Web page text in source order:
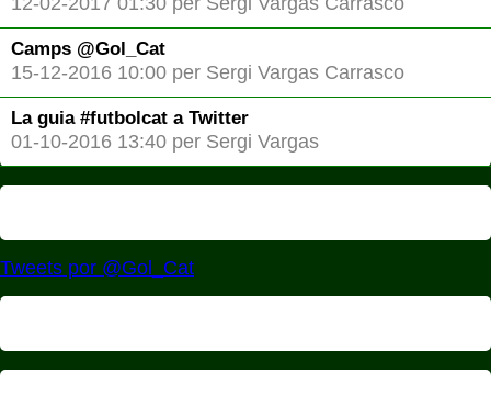
Camps @Gol_Cat
15-12-2016 10:00 per Sergi Vargas Carrasco
La guia #futbolcat a Twitter
01-10-2016 13:40 per Sergi Vargas
Tweets por @Gol_Cat